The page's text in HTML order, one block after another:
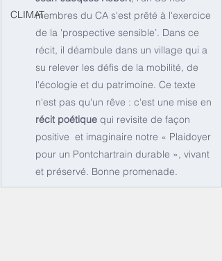
CLIMATmembres du CA s'est prêté à l'exercice
de la 'prospective sensible’. Dans ce
récit, il déambule dans un village qui a
su relever les défis de la mobilité, de
l'écologie et du patrimoine. Ce texte
n'est pas qu'un rêve : c'est une mise en
récit poétique qui revisite de façon
positive  et imaginaire notre « Plaidoyer
pour un Pontchartrain durable », vivant
et préservé. Bonne promenade.